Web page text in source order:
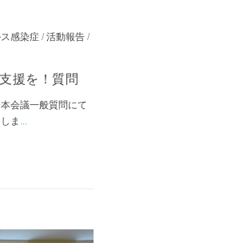
感染症 /活動報告 /
援を！質問
会議一般質問にて
ま ...